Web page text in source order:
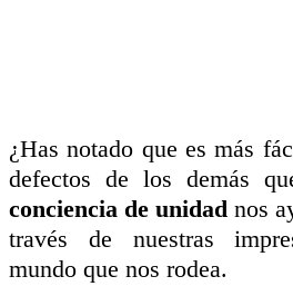
¿Has notado que es más
defectos de los demás
conciencia de unidad nos
través de nuestras
mundo que nos rodea.